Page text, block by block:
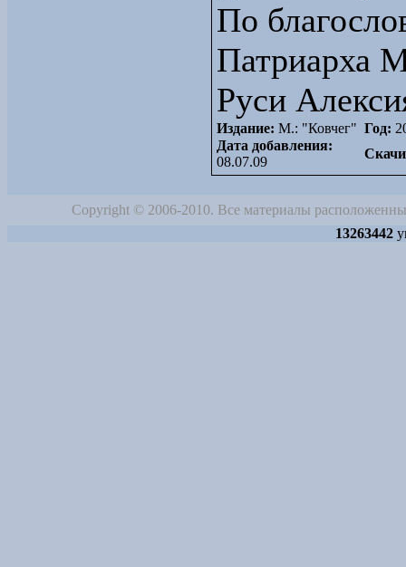
По
Патриарха
Руси
Издание: М.: "Ковчег" Год:
Дата добавления:
08.07.09
Copyright © 2006-2010. Все материалы
13263442